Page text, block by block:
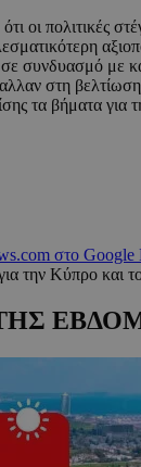
οι πολιτικές
συνδυασμό με
στη βελτίωση
τα βήματα για
στο Google
την Κύπρο και